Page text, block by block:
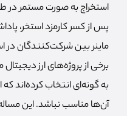
استخراج به صورت مستمر در
پس از کسر کارمزد استخر،
ماینر بین شرکت‌کنندگان
برخی از پروژه‌های ارز
به گونه‌ای انتخاب کرده‌اند
آن‌ها مناسب نباشد. این